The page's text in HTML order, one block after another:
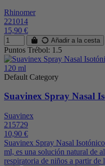
Rhinomer
221014
15,90 €
Añadir a la cesta
Puntos Trébol: 1.5
Default Category
Suavinex Spray Nasal
Suavinex
215729
10,90 €
Suavinex Spray Nasal
ml, es una solución natural de
respiratoria de niños a partir de